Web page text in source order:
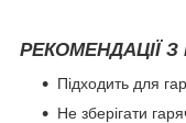
РЕКОМЕНДАЦІЇ
Підходить для
Не зберігати